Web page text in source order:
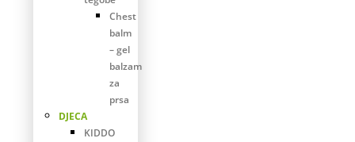
Chest
balm
– gel
balzam
za
prsa
DJECA
KIDDO